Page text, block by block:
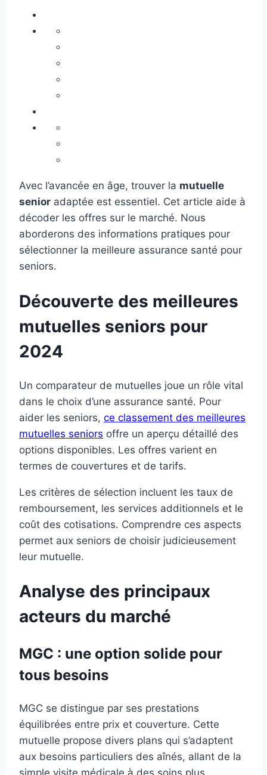
Avec l’avancée en âge, trouver la mutuelle
senior adaptée est essentiel. Cet article aide à
décoder les offres sur le marché. Nous
aborderons des informations pratiques pour
sélectionner la meilleure assurance santé pour
seniors.
Découverte des meilleures
mutuelles seniors pour
2024
Un comparateur de mutuelles joue un rôle vital
dans le choix d’une assurance santé. Pour
aider les seniors, ce classement des meilleures
mutuelles seniors offre un aperçu détaillé des
options disponibles. Les offres varient en
termes de couvertures et de tarifs.
Les critères de sélection incluent les taux de
remboursement, les services additionnels et le
coût des cotisations. Comprendre ces aspects
permet aux seniors de choisir judicieusement
leur mutuelle.
Analyse des principaux
acteurs du marché
MGC : une option solide pour
tous besoins
MGC se distingue par ses prestations
équilibrées entre prix et couverture. Cette
mutuelle propose divers plans qui s’adaptent
aux besoins particuliers des aînés, allant de la
simple visite médicale à des soins plus